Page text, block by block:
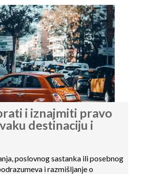
i iznajmiti pravo
destinaciju i
poslovnog sastanka ili posebnog
i razmišljanje o